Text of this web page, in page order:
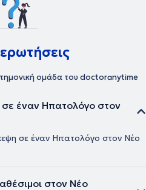
ομάδα του doctoranytime
έναν Ηπατολόγο στον
σε έναν Ηπατολόγο στον Νέο
στον Νέο